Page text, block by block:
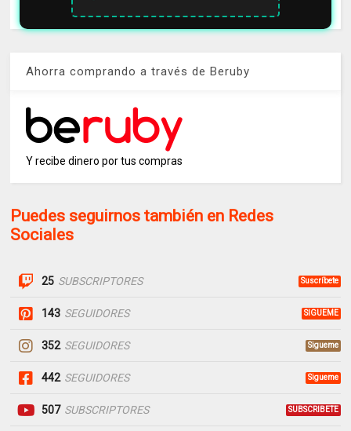
Ahorra comprando a través de Beruby
Y recibe dinero por tus compras
Puedes seguirnos también en Redes
Sociales
25 SUBSCRIPTORES Suscríbete
143 SEGUIDORES SIGUEME
352 SEGUIDORES Sigueme
442 SEGUIDORES Sigueme
507 SUBSCRIPTORES SUBSCRIBETE